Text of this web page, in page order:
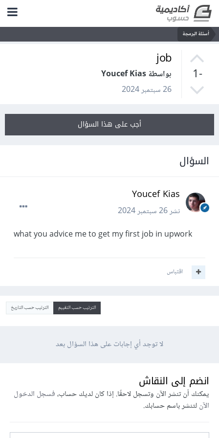
أسئلة البرمجة
-1
job
بواسطة Youcef Kias
26 سبتمبر 2024
أجب على هذا السؤال
السؤال
Youcef Kias
نشر26 سبتمبر 2024
what you advice me to get my first job in upwork
اقتباس
الترتيب حسب التقييم الترتيب حسب التاريخ
لا توجد أي إجابات على هذا السؤال بعد
انضم إلى النقاش
يمكنك أن تنشر الآن وتسجل لاحقًا. إذا كان لديك حساب،فسجل الدخول
الآنلتنشر باسم حسابك.